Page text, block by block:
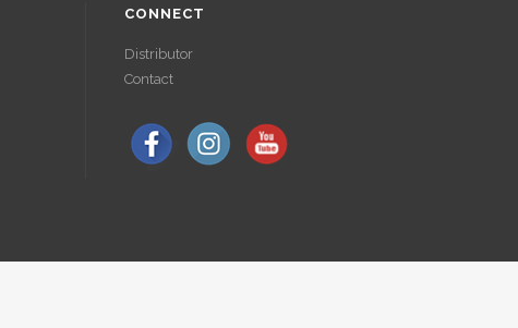
CONNECT
Distributor
Contact